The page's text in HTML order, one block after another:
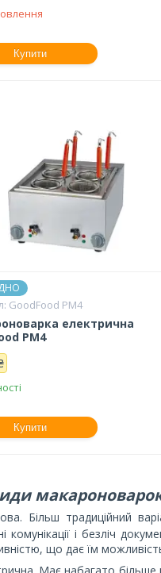
Купити
GoodFood PM4
електрична
PM4
Купити
Більш традиційний
комунікації і безліч
що дає їм